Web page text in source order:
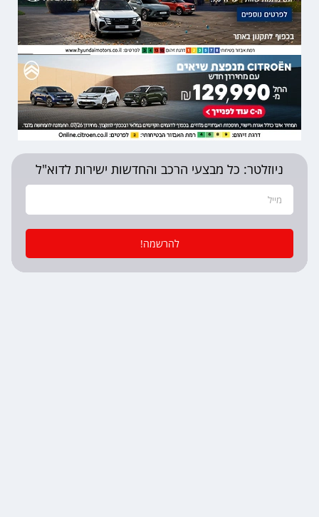
ניוזלטר: כל מבצעי הרכב והחדשות ישירות לדוא"ל
להרשמה!